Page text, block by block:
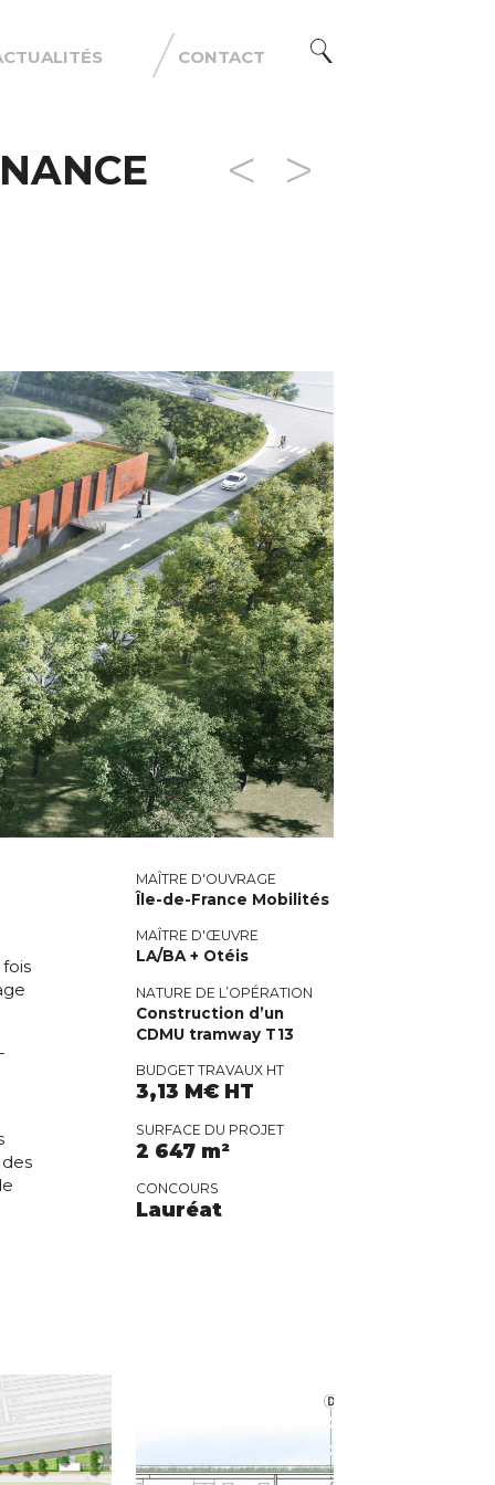
CONTACT
MAÎTRE D'OUVRAGE
Île-de-France Mobilités
MAÎTRE D'ŒUVRE
LA/BA + Otéis
NATURE DE L’OPÉRATION
Construction d’un
CDMU tramway T13
BUDGET TRAVAUX HT
3,13 M€ HT
SURFACE DU PROJET
2 647 m²
CONCOURS
Lauréat